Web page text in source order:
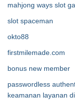
mahjong ways slot
slot spaceman
okto88
firstmilemade.com
bonus new member
passwordless
keamanan layanan